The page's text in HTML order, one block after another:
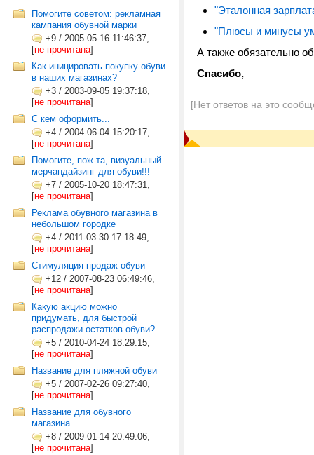
Помогите советом: рекламная
кампания обувной марки
+9 / 2005-05-16 11:46:37,
[не прочитана]
Как иницировать покупку обуви
в наших магазинах?
+3 / 2003-09-05 19:37:18,
[не прочитана]
С кем оформить...
+4 / 2004-06-04 15:20:17,
[не прочитана]
Помогите, пож-та, визуальный
мерчандайзинг для обуви!!!
+7 / 2005-10-20 18:47:31,
[не прочитана]
Реклама обувного магазина в
небольшом городке
+4 / 2011-03-30 17:18:49,
[не прочитана]
Стимуляция продаж обуви
+12 / 2007-08-23 06:49:46,
[не прочитана]
Какую акцию можно
придумать, для быстрой
распродажи остатков обуви?
+5 / 2010-04-24 18:29:15,
[не прочитана]
Название для пляжной обуви
+5 / 2007-02-26 09:27:40,
[не прочитана]
Название для обувного
магазина
+8 / 2009-01-14 20:49:06,
[не прочитана]
"Эталонная
"Плюсы и минусы
А также обязательно
Спасибо,
[Нет ответов на это